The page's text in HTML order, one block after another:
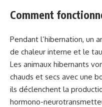
Comment
Pendant l’hibernation, un
de chaleur interne et le
Les animaux hibernants
chauds et secs avec une
ils déclenchent la
hormono-